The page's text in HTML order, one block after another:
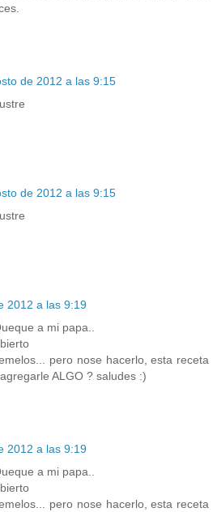
de 2012 a las 9:15
de 2012 a las 9:15
2012 a las 9:19
a mi papa..
pero nose hacerlo, esta receta
ALGO ? saludes :)
2012 a las 9:19
a mi papa..
pero nose hacerlo, esta receta